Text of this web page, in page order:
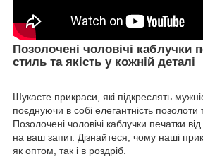
Позолочені чоловічі каблучки
стиль та якість у кожній деталі
Шукаєте прикраси, які підкреслять
поєднуючи в собі елегантність
Позолочені чоловічі каблучки печатки
на ваш запит. Дізнайтеся, чому наші
як оптом, так і в роздріб.